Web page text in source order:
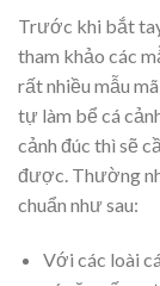
Trước khi bắt
tham khảo các
rất nhiều mẫu
tự làm bể cá
cảnh đúc thì sẽ
được. Thường
chuẩn như sau:
Với các loài